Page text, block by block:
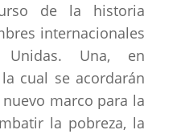
de la historia
internacionales
Una, en
cual se acordarán
marco para la
la pobreza, la